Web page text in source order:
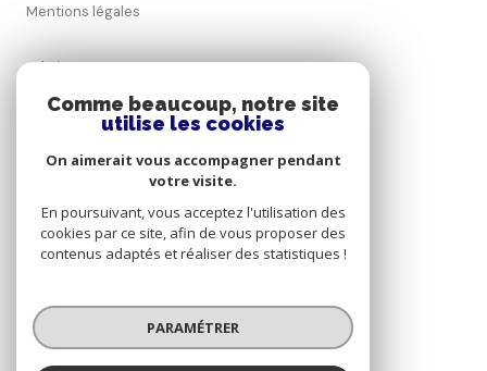
Mentions légales
Admin
Nos honoraires
Cookies
© 2026 | Tous droits réservés
Comme beaucoup, notre site
utilise les cookies
On aimerait vous accompagner pendant
votre visite.
En poursuivant, vous acceptez l'utilisation des
cookies par ce site, afin de vous proposer des
contenus adaptés et réaliser des statistiques !
PARAMÉTRER